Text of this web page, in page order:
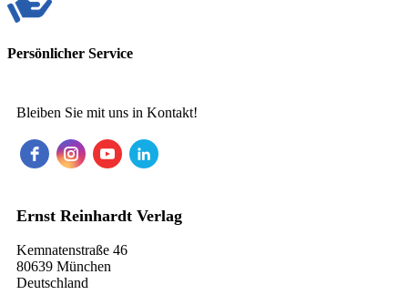
Persönlicher Service
Bleiben Sie mit uns in Kontakt!
Ernst Reinhardt Verlag
Kemnatenstraße 46
80639 München
Deutschland